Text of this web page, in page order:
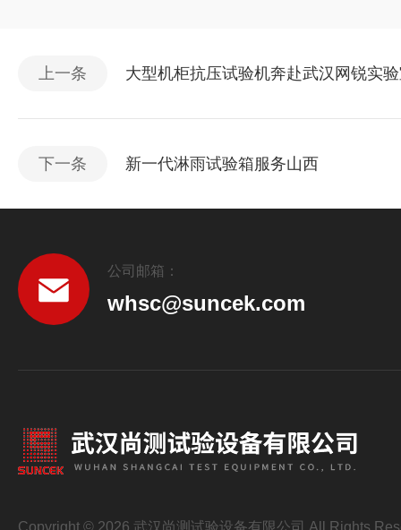
上一条 大型机柜抗压试验机奔赴武汉网锐实
下一条 新一代淋雨试验箱服务山西
公司邮箱：
whsc@suncek.com
Copyright © 2026 武汉尚测试验设备有限公司 All Rights